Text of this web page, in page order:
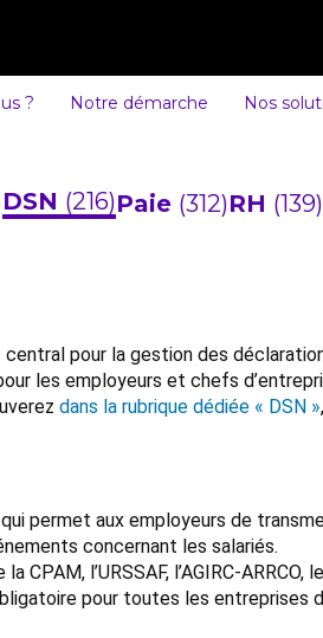
? Notre démarche Nos
DSN (216)Paie (312)RH (139)
pour la gestion des
les employeurs et chefs
dans la rubrique dédiée « DSN »
permet aux employeurs de
concernant les salariés.
CPAM, l’URSSAF, l’AGIRC-
pour toutes les